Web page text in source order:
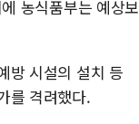
농식품부는 예상보
방 시설의 설치 등
를 격려했다.